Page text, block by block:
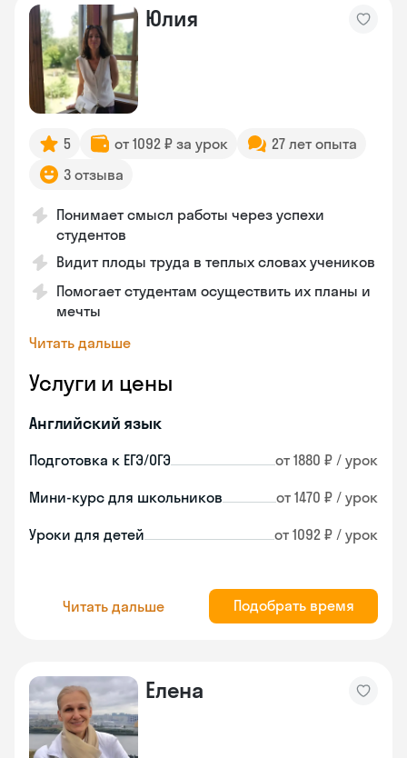
Юлия
5 от 1092 ₽ за урок
27 лет опыта
3 отзыва
Понимает смысл работы через успехи
студентов
Видит плоды труда в теплых словах учеников
Помогает студентам осуществить их планы и
мечты
Читать дальше
Услуги и цены
Английский язык
Подготовка к ЕГЭ/ОГЭ от 1880 ₽ / урок
Мини-курс для школьников от 1470 ₽ / урок
Уроки для детей от 1092 ₽ / урок
Читать дальше Подобрать время
Елена